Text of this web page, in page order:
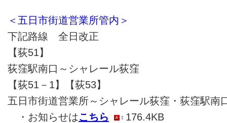
＜五日市街道営業所管内＞
下記路線 全日改正
【荻51】
荻窪駅南口～シャレール荻窪
【荻51－1】【荻53】
五日市街道営業所～シャレール荻窪・荻窪駅南
・お知らせはこちら 176.4KB